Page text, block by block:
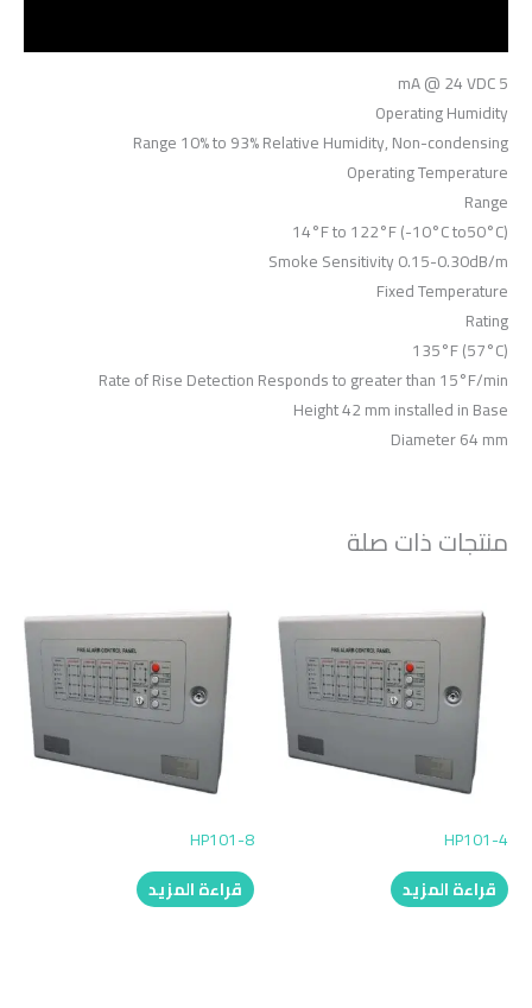
5 mA @ 24 VDC
Operating Humidity
Range 10% to 93% Relative Humidity, Non-condensing
Operating Temperature
Range
14°F to 122°F (-10°C to50°C)
Smoke Sensitivity 0.15-0.30dB/m
Fixed Temperature
Rating
135°F (57°C)
Rate of Rise Detection Responds to greater than 15°F/min
Height 42 mm installed in Base
Diameter 64 mm
منتجات ذات صلة
HP101-4
قراءة المزيد
HP101-8
قراءة المزيد